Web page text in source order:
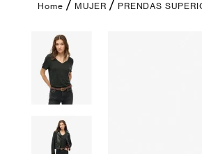
MUJER PRENDAS